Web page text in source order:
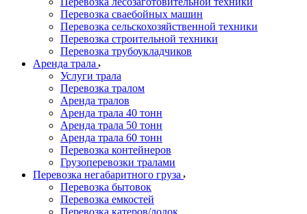
Перевозка сваебойных машин
Перевозка сельскохозяйственной техники
Перевозка строительной техники
Перевозка трубоукладчиков
Аренда трала
Услуги трала
Перевозка тралом
Аренда тралов
Аренда трала 40 тонн
Аренда трала 50 тонн
Аренда трала 60 тонн
Перевозка контейнеров
Грузоперевозки тралами
Перевозка негабаритного груза
Перевозка бытовок
Перевозка емкостей
Перевозка катеров/лодок